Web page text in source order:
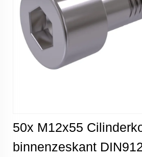
50x M12x55
binnenzeskant